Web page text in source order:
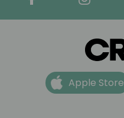
Apple Store